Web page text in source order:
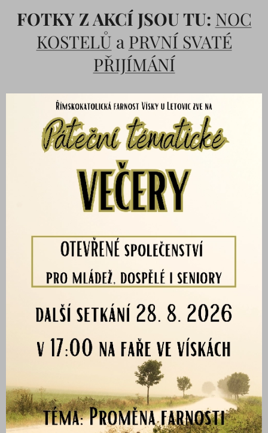
FOTKY Z AKCÍ JSOU TU: NOC
KOSTELŮ a PRVNÍ SVATÉ
PŘIJÍMÁNÍ